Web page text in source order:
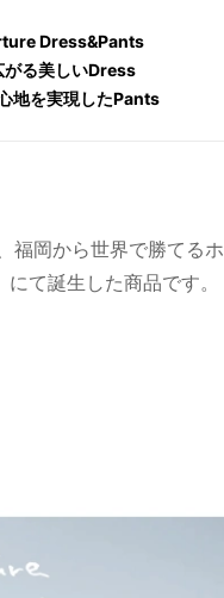
Dress&Pants
がる美しいDress
地を実現したPants
福岡から世界で勝てるホ
て誕生した商品です。